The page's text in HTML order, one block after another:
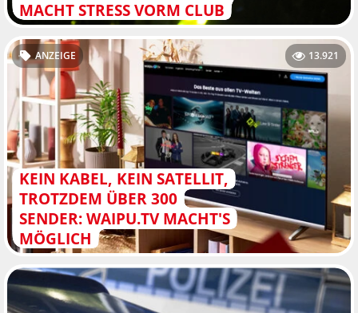
MACHT STRESS VORM CLUB
KEIN KABEL, KEIN SATELLIT,
TROTZDEM ÜBER 300
SENDER: WAIPU.TV MACHT'S
MÖGLICH
ANZEIGE 13.921